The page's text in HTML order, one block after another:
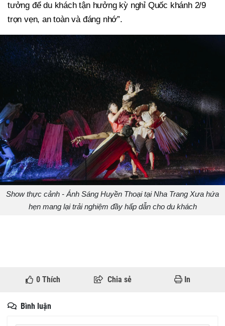
tưởng để du khách tận hưởng kỳ nghỉ Quốc khánh 2/9
trọn vẹn, an toàn và đáng nhớ”.
Show thực cảnh - Ánh Sáng Huyền Thoại tại Nha Trang Xưa hứa
hẹn mang lại trải nghiệm đầy hấp dẫn cho du khách
0Thích Chia sẻ In
Bình luận